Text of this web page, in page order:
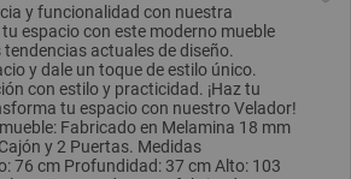
y funcionalidad con nuestra
espacio con este moderno mueble
actuales de diseño.
y dale un toque de estilo único.
con estilo y practicidad. ¡Haz tu
tu espacio con nuestro Velador!
Fabricado en Melamina 18 mm
y 2 Puertas. Medidas
76 cm Profundidad: 37 cm Alto: 103